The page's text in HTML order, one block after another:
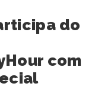
do
com